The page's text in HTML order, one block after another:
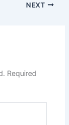
NEXT
Required